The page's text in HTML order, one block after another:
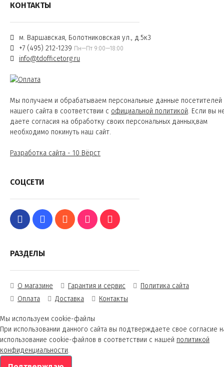
КОНТАКТЫ
м. Варшавская, Болотниковская ул., д.5к3
+7 (495) 212-1239 Пн—Пт 9:00—18:00
info@tdofficetorg.ru
Мы получаем и обрабатываем персональные данные посетителей
нашего сайта в соответствии с официальной политикой. Если вы
даете согласия на обработку своих персональных данных,вам
необходимо покинуть наш сайт.
Разработка сайта - 10 Вёрст
СОЦСЕТИ
РАЗДЕЛЫ
О магазине Гарантия и сервис
Политика сайта
Оплата
Доставка Контакты
Мы используем cookie-файлы
При использовании данного сайта вы подтверждаете свое согласие
использование cookie-файлов в соответствии с нашей политикой
конфиденциальности.